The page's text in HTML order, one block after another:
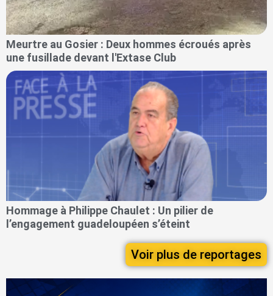
Meurtre au Gosier : Deux hommes écroués après
une fusillade devant l'Extase Club
Hommage à Philippe Chaulet : Un pilier de
l’engagement guadeloupéen s’éteint
Voir plus de reportages